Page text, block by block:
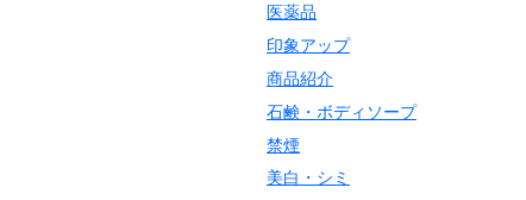
医薬品
印象アップ
商品紹介
石鹸・ボディソープ
禁煙
美白・シミ